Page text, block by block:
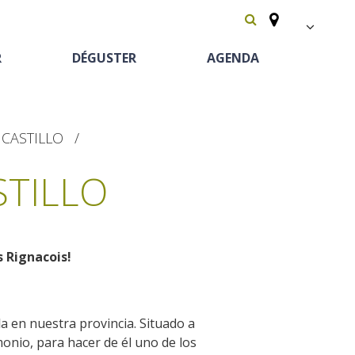
&
Le château et jardin de Bournazel
Le château de Belcastel
cheval d'hôtes
DÉGUSTER
vignes
du
AGENDA
Rignacois!
en nuestra provincia. Situado a
para hacer de él uno de los